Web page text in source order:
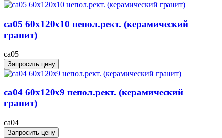
ca05 60x120x10 непол.рект. (керамический
гранит)
ca05
Запросить цену
ca04 60x120x9 непол.рект. (керамический
гранит)
ca04
Запросить цену